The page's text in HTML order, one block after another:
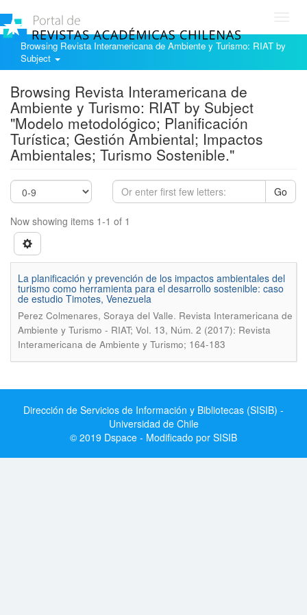
Browsing Revista Interamericana de Ambiente y Turismo: RIAT by
Subject
Browsing Revista Interamericana de
Ambiente y Turismo: RIAT by Subject
"Modelo metodológico; Planificación
Turística; Gestión Ambiental; Impactos
Ambientales; Turismo Sostenible."
Go
Now showing items 1-1 of 1
La planificación y prevención de los impactos ambientales del
turismo como herramienta para el desarrollo sostenible: caso
de estudio Timotes, Venezuela
Perez Colmenares, Soraya del Valle. Revista Interamericana de
Ambiente y Turismo - RIAT; Vol. 13, Núm. 2 (2017): Revista
Interamericana de Ambiente y Turismo; 164-183
Dirección de Servicios de Información y Bibliotecas (SISIB) -
Universidad de Chile
© 2019 Dspace - Modificado por SISIB